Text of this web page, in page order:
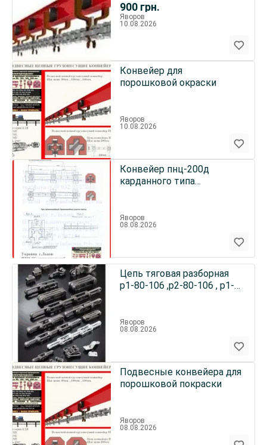
900 грн.
Яворов
10.08.2026
Конвейер для
порошковой окраски
Яворов
10.08.2026
Конвейер пнц-200д
карданного типа
Яворов
08.08.2026
Цепь тяговая разборная
р1-80-106 ,р2-80-106 , р1-
Яворов
08.08.2026
Подвесные конвейера для
порошковой покраски
Яворов
08.08.2026